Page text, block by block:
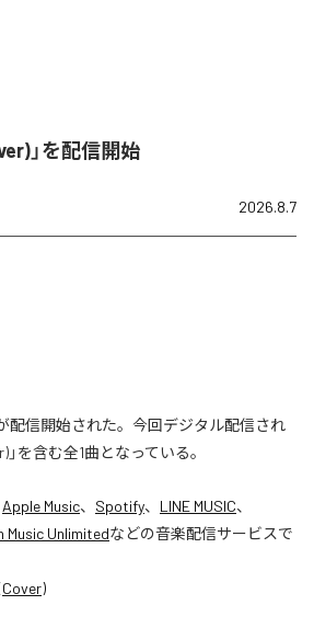
」を配信開始
2026.8.7
が配信開始された。今回デジタル配信され
を含む全1曲となっている。
Apple Music、 Spotify、 LINE MUSIC、
Music Unlimitedなどの音楽配信サービスで